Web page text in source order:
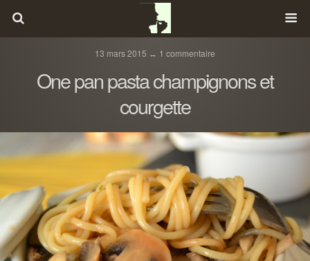
13 mars 2015 ↔ 1 commentaire
One pan pasta champignons et
courgette